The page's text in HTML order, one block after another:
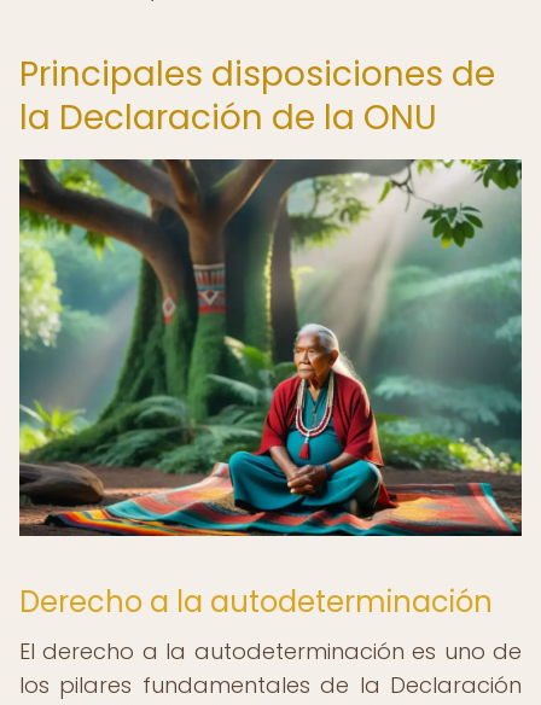
Principales disposiciones de
la Declaración de la ONU
Derecho a la autodeterminación
El derecho a la autodeterminación es uno de
los pilares fundamentales de la Declaración